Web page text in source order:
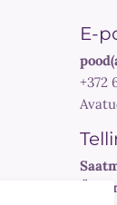
E-
+372